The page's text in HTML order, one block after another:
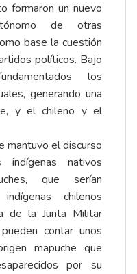
formaron un nuevo
de otras
base la cuestión
políticos. Bajo
los
generando una
y el chileno y el
mantuvo el discurso
nativos
que serían
chilenos
de la Junta Militar
contar unos
mapuche que
por su